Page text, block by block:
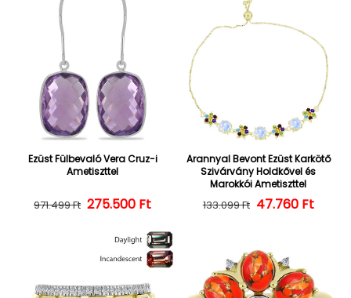
Ezüst Fülbevaló Vera Cruz-i
Ametiszttel
Normál ár
971.499 Ft Kedvezményes ár
275.500 Ft
Arannyal Bevont Ezüst Karkötő
Szivárvány Holdkővel és
Marokkói Ametiszttel
Normál ár
133.099 Ft 47.760 Ft